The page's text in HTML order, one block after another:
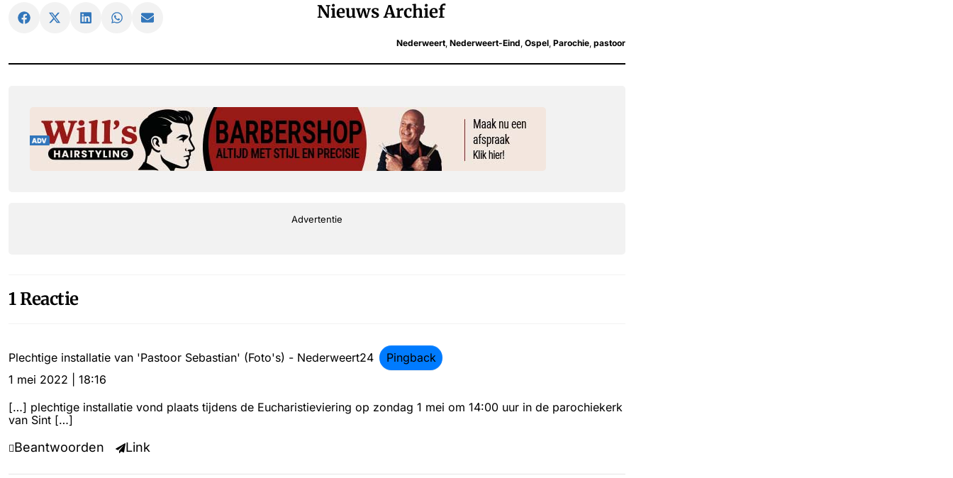
Nieuws Archief
Nederweert Nederweert-Eind Ospel Parochie pastoor
Advertentie
1 Reactie
Plechtige installatie van 'Pastoor Sebastian' (Foto's) - Nederweert24
Pingback
1 mei 2022 | 18:16
[…] plechtige installatie vond plaats tijdens de Eucharistieviering op zondag 1 mei om 14:00 uur in de parochiekerk
van Sint […]
Beantwoorden Link